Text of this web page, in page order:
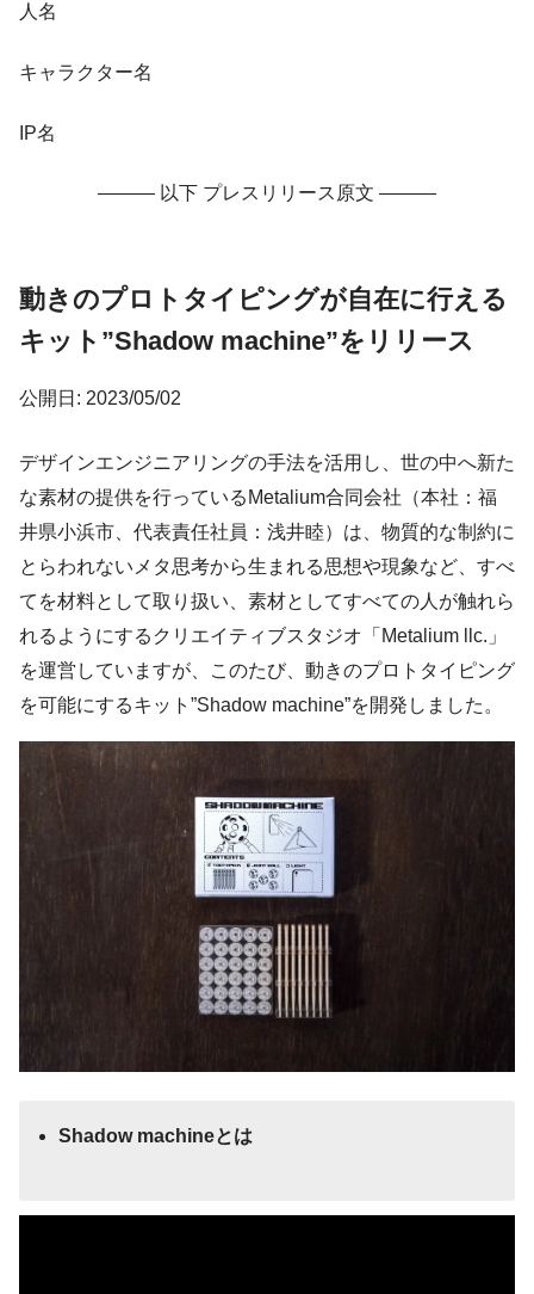
人名
キャラクター名
IP名
——— 以下 プレスリリース原文 ———
動きのプロトタイピングが自在に行える
キット”Shadow machine”をリリース
公開日: 2023/05/02
デザインエンジニアリングの手法を活用し、世の中へ新た
な素材の提供を行っているMetalium合同会社（本社：福
井県小浜市、代表責任社員：浅井睦）は、物質的な制約に
とらわれないメタ思考から生まれる思想や現象など、すべ
てを材料として取り扱い、素材としてすべての人が触れら
れるようにするクリエイティブスタジオ「Metalium llc.」
を運営していますが、このたび、動きのプロトタイピング
を可能にするキット”Shadow machine”を開発しました。
Shadow machineとは